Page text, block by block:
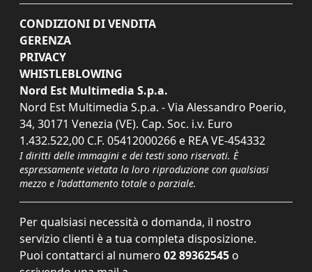
CONDIZIONI DI VENDITA
GERENZA
PRIVACY
WHISTLEBLOWING
Nord Est Multimedia S.p.a.
Nord Est Multimedia S.p.a. - Via Alessandro Poerio,
34, 30171 Venezia (VE). Cap. Soc. i.v. Euro
1.432.522,00 C.F. 05412000266 e REA VE-454332
I diritti delle immagini e dei testi sono riservati. È
espressamente vietata la loro riproduzione con qualsiasi
mezzo e l'adattamento totale o parziale.
Per qualsiasi necessità o domanda, il nostro
servizio clienti è a tua completa disposizione.
Puoi contattarci al numero 02 89362545 o